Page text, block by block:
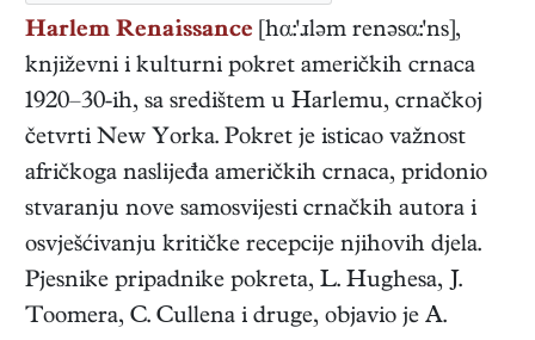
Harlem Renaissance [hα:'ɹləm renəsα:'ns],
književni i kulturni pokret američkih crnaca
1920–30-ih, sa središtem u Harlemu, crnačkoj
četvrti New Yorka. Pokret je isticao važnost
afričkoga naslijeđa američkih crnaca, pridonio
stvaranju nove samosvijesti crnačkih autora i
osvješćivanju kritičke recepcije njihovih djela.
Pjesnike pripadnike pokreta, L. Hughesa, J.
Toomera, C. Cullena i druge, objavio je A.